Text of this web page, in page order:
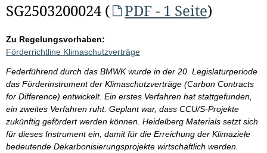
SG2503200024 (
PDF - 1 Seite)
Zu Regelungsvorhaben:
Förderrichtline Klimaschutzverträge
Federführend durch das BMWK wurde in der 20. Legislaturperiode
das Förderinstrument der Klimaschutzverträge (Carbon Contracts
for Difference) entwickelt. Ein erstes Verfahren hat stattgefunden,
ein zweites Verfahren ruht. Geplant war, dass CCU/S-Projekte
zukünftig gefördert werden können. Heidelberg Materials setzt sich
für dieses Instrument ein, damit für die Erreichung der Klimaziele
bedeutende Dekarbonisierungsprojekte wirtschaftlich werden.